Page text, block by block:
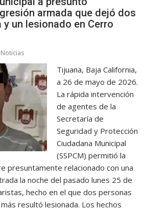
armada que dejó dos
un lesionado en Cerro
Noticias
Tijuana, Baja California,
a 26 de mayo de 2026.
La rápida intervención
de agentes de la
Secretaría de
Seguridad y Protección
Ciudadana Municipal
(SSPCM) permitió la
presuntamente relacionado con una
la noche del pasado lunes 25 de
hecho en el que dos personas
resultó lesionada. Los hechos